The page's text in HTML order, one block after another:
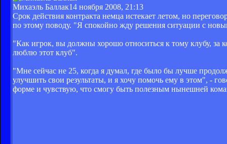
Михаэль Баллак14 ноября 2008, 21:13
Срок действия контракта немца истекает летом, но
по этому поводу. "Я спокойно жду решения ситуации с
"Как игрок, вы должны хорошо относиться к тому клубу,
люблю этот клуб".
"Мне сейчас не 25, когда я думал, где было бы лучше
улучшить свои результаты, и я хочу помочь ему в этом", -
форме и чувствую, что смогу быть полезным нынешней